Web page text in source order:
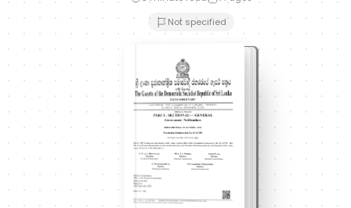
Not specified